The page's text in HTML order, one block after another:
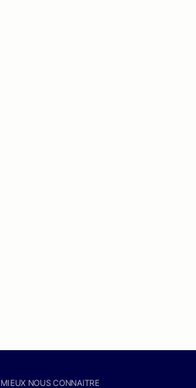
MIEUX NOUS CONNAITRE